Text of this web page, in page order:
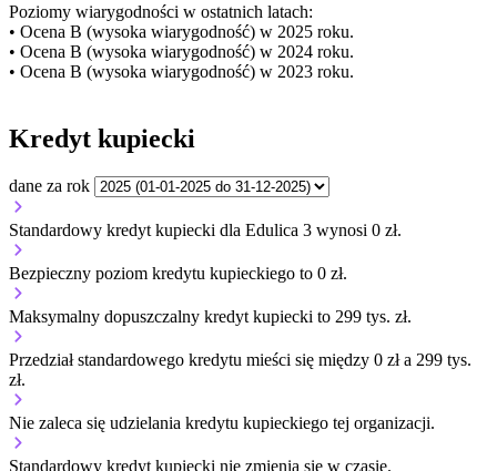
Poziomy wiarygodności w ostatnich latach:
• Ocena B (wysoka wiarygodność) w 2025 roku.
• Ocena B (wysoka wiarygodność) w 2024 roku.
• Ocena B (wysoka wiarygodność) w 2023 roku.
Kredyt kupiecki
dane za rok
Standardowy kredyt kupiecki dla Edulica 3 wynosi 0 zł.
Bezpieczny poziom kredytu kupieckiego to 0 zł.
Maksymalny dopuszczalny kredyt kupiecki to 299 tys. zł.
Przedział standardowego kredytu mieści się między 0 zł a 299 tys.
zł.
Nie zaleca się udzielania kredytu kupieckiego tej organizacji.
Standardowy kredyt kupiecki nie zmienia się w czasie.